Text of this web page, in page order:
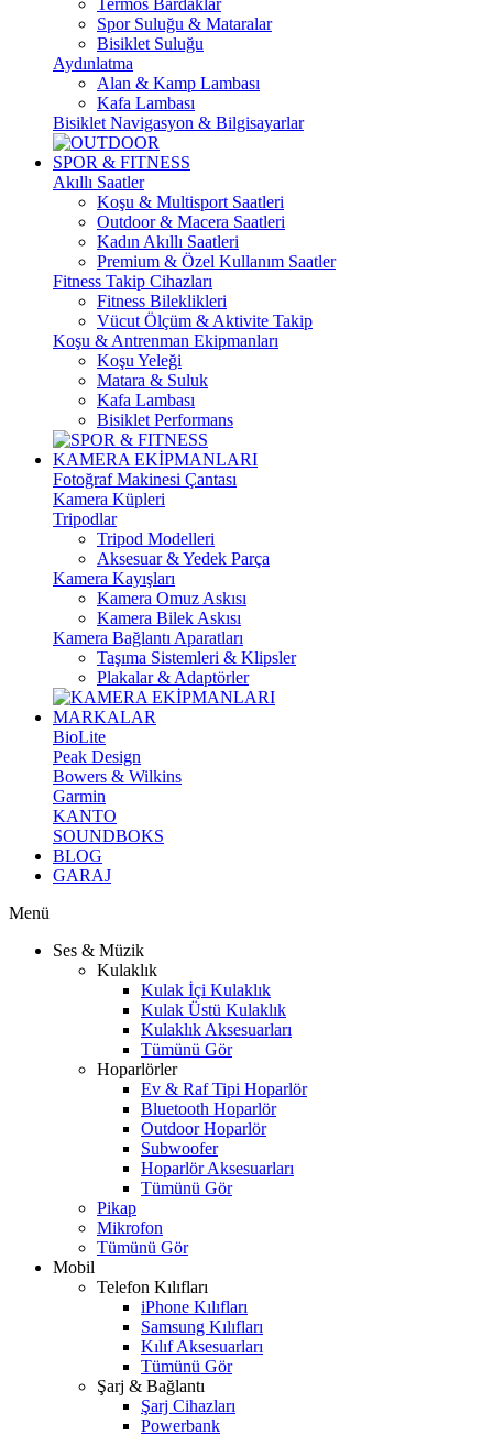
Termos Bardaklar
Spor Suluğu & Mataralar
Bisiklet Suluğu
Aydınlatma
Alan & Kamp Lambası
Kafa Lambası
Bisiklet Navigasyon & Bilgisayarlar
SPOR & FITNESS
Akıllı Saatler
Koşu & Multisport Saatleri
Outdoor & Macera Saatleri
Kadın Akıllı Saatleri
Premium & Özel Kullanım Saatler
Fitness Takip Cihazları
Fitness Bileklikleri
Vücut Ölçüm & Aktivite Takip
Koşu & Antrenman Ekipmanları
Koşu Yeleği
Matara & Suluk
Kafa Lambası
Bisiklet Performans
KAMERA EKİPMANLARI
Fotoğraf Makinesi Çantası
Kamera Küpleri
Tripodlar
Tripod Modelleri
Aksesuar & Yedek Parça
Kamera Kayışları
Kamera Omuz Askısı
Kamera Bilek Askısı
Kamera Bağlantı Aparatları
Taşıma Sistemleri & Klipsler
Plakalar & Adaptörler
MARKALAR
BioLite
Peak Design
Bowers & Wilkins
Garmin
KANTO
SOUNDBOKS
BLOG
GARAJ
Menü
Ses & Müzik
Kulaklık
Kulak İçi Kulaklık
Kulak Üstü Kulaklık
Kulaklık Aksesuarları
Tümünü Gör
Hoparlörler
Ev & Raf Tipi Hoparlör
Bluetooth Hoparlör
Outdoor Hoparlör
Subwoofer
Hoparlör Aksesuarları
Tümünü Gör
Pikap
Mikrofon
Tümünü Gör
Mobil
Telefon Kılıfları
iPhone Kılıfları
Samsung Kılıfları
Kılıf Aksesuarları
Tümünü Gör
Şarj & Bağlantı
Şarj Cihazları
Powerbank